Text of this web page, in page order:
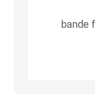
bande